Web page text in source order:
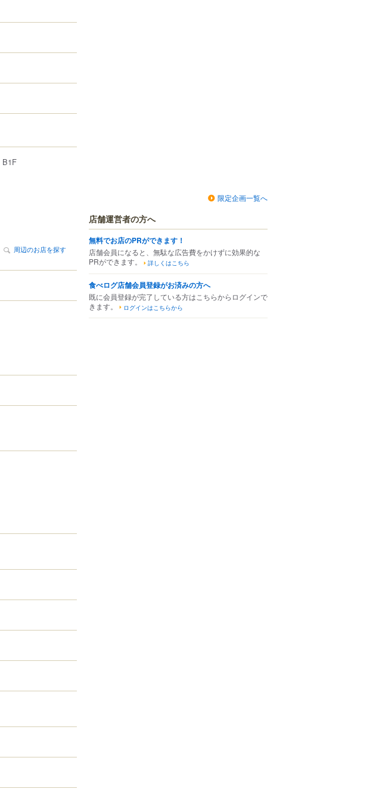
B1F
周辺のお店を探す
限定企画一覧へ
店舗運営者の方へ
無料でお店のPRができます！
店舗会員になると、無駄な広告費をかけずに効果的な
PRができます。
詳しくはこちら
食べログ店舗会員登録がお済みの方へ
既に会員登録が完了している方はこちらからログインで
きます。
ログインはこちらから